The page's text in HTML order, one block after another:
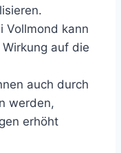
Vollmond kann
auf die
auch durch
werden,
erhöht